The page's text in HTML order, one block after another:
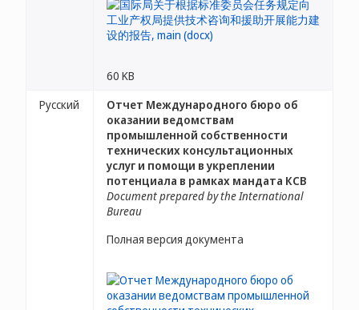
60 KB
Русский
Отчет Международного бюро об
оказании ведомствам
промышленной собственности
технических консультационных
услуг и помощи в укреплении
потенциала в рамках мандата КСВ
Document prepared by the International
Bureau
Полная версия документа